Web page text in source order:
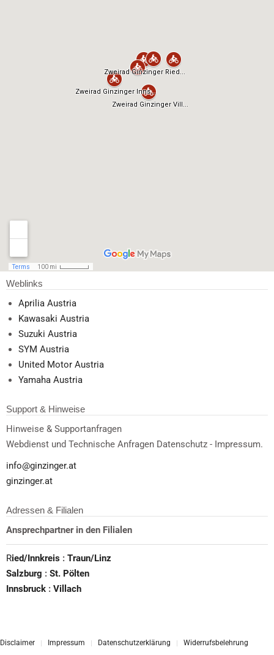
Weblinks
Aprilia Austria
Kawasaki Austria
Suzuki Austria
SYM Austria
United Motor Austria
Yamaha Austria
Support & Hinweise
Hinweise & Supportanfragen
Webdienst und Technische Anfragen Datenschutz - Impressum.
info@ginzinger.at
ginzinger.at
Adressen & Filialen
Ansprechpartner in den Filialen
Ried/Innkreis : Traun/Linz
Salzburg : St. Pölten
Innsbruck : Villach
Disclaimer Impressum Datenschutzerklärung Widerrufsbelehrung